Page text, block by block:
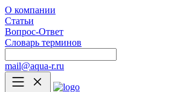
О компании
Статьи
Вопрос-Ответ
Словарь терминов
mail@aqua-r.ru